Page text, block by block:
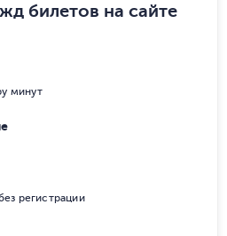
билетов на сайте
минут
регистрации